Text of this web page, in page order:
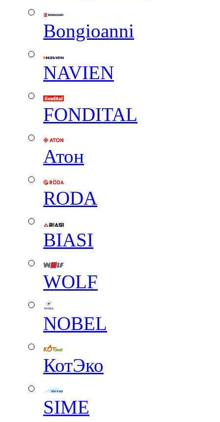
Вongioanni
NAVIEN
FONDITAL
Атон
RODA
BIASI
WOLF
NOBEL
КотЭко
SIME